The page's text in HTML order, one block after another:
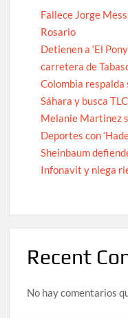
Fallece Jorge
Rosario
Detienen a ‘El
carretera de
Colombia respalda
Sáhara y busca TLC
Melanie Martinez
Deportes con
Sheinbaum
Infonavit y niega
Recent
No hay comentarios